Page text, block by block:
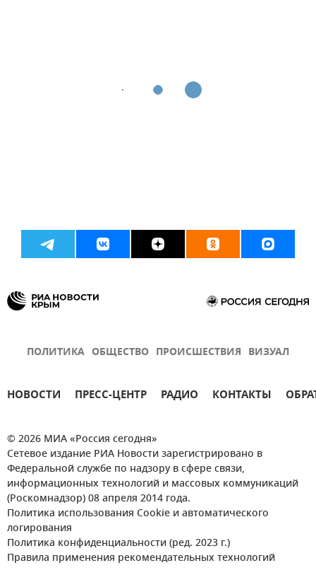
ПОЛИТИКА ОБЩЕСТВО ПРОИСШЕСТВИЯ ВИЗУАЛ
НОВОСТИ ПРЕСС-ЦЕНТР РАДИО КОНТАКТЫ
© 2026 МИА «Россия сегодня»
Сетевое издание РИА Новости зарегистрировано в
Федеральной службе по надзору в сфере связи,
информационных технологий и массовых коммуникаций
(Роскомнадзор) 08 апреля 2014 года.
Политика использования Cookie и автоматического
логирования
Политика конфиденциальности (ред. 2023 г.)
Правила применения рекомендательных технологий